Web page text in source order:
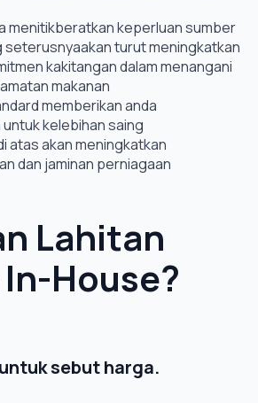
menitikberatkan keperluan sumber
seterusnyaakan turut meningkatkan
kakitangan dalam menangani
makanan
memberikan anda
kelebihan saing
atas akan meningkatkan
dan jaminan perniagaan
Lahitan
House?
sebut harga.